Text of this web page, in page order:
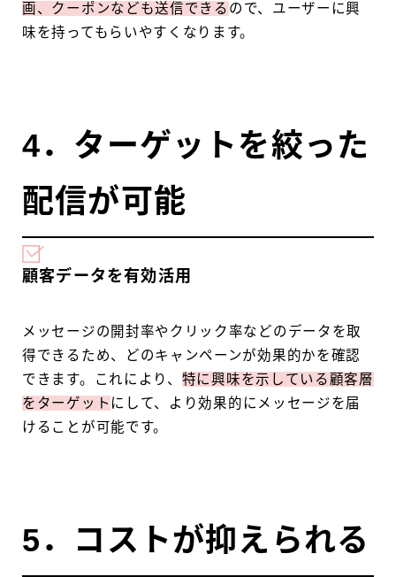
画、クーポンなども送信できる ので、ユーザーに興
味を持ってもらいやすくなります。
4．ターゲットを絞った
配信が可能
顧客データを有効活用
メッセージの開封率やクリック率などのデータを取
得できるため、どのキャンペーンが効果的かを確認
できます。これにより、 特に興味を示している顧客層
をターゲット にして、より効果的にメッセージを届
けることが可能です。
5．コストが抑えられる